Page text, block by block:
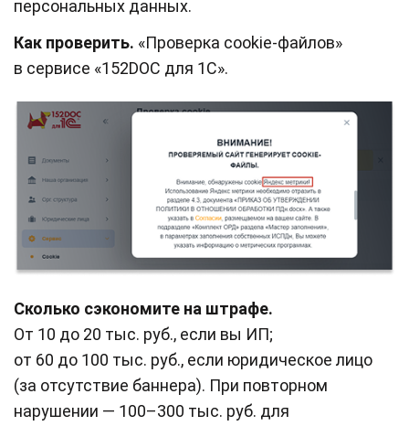
персональных данных.
Как проверить. «Проверка cookie-файлов»
в сервисе «152DOC для 1С».
Сколько сэкономите на штрафе.
От 10 до 20 тыс. руб., если вы ИП;
от 60 до 100 тыс. руб., если юридическое лицо
(за отсутствие баннера). При повторном
нарушении — 100–300 тыс. руб. для